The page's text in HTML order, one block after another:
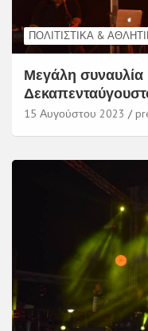
ΠΟΛΙΤΙΣΤΙΚΆ &
Μεγάλη συναυλία
15 Αυγούστου 2023